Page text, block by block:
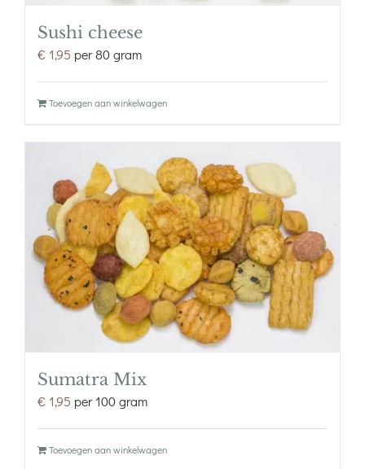
Sushi cheese
€ 1,95 per 80 gram
Toevoegen aan winkelwagen
Sumatra Mix
€ 1,95 per 100 gram
Toevoegen aan winkelwagen